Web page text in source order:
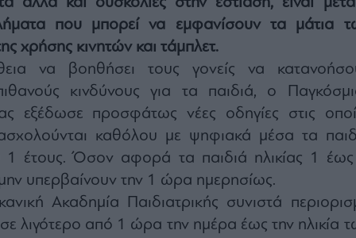
που μπορεί να εμφανίσουν τα μάτια
χρήσης κινητών και τάμπλετ.
να βοηθήσει τους γονείς να
κινδύνους για τα παιδιά, ο
εξέδωσε προσφάτως νέες οδηγίες στις
καθόλου με ψηφιακά μέσα τα
1 έτους. Όσον αφορά τα παιδιά ηλικίας 1
υπερβαίνουν την 1 ώρα ημερησίως.
Ακαδημία Παιδιατρικής συνιστά
λιγότερο από 1 ώρα την ημέρα έως την ηλικία